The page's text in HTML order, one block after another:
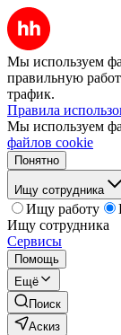
Мы используем
правильную
трафик.
Правила
Мы используем
файлов cookie
Понятно
Ищу сотрудника
Ищу работу
Ищу сотрудника
Сервисы
Помощь
Ещё
Поиск
Аскиз